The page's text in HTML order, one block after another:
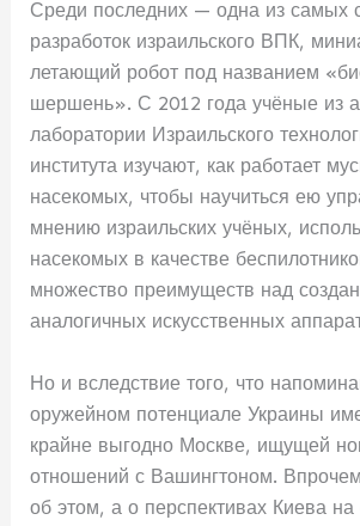
Среди последних — одна из самых
разработок израильского ВПК,
летающий робот под названием
шершень». С 2012 года учёные из
лаборатории Израильского
института изучают, как работает
насекомых, чтобы научиться ею
мнению израильских учёных,
насекомых в качестве
множество преимуществ над
аналогичных искусственных
Но и вследствие того, что
оружейном потенциале Украины
крайне выгодно Москве, ищущей
отношений с Вашингтоном.
об этом, а о перспективах Киева